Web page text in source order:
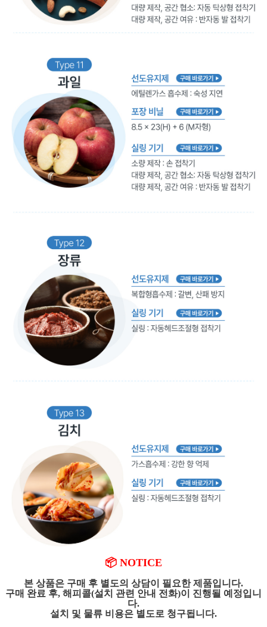
📦 NOTICE
본 상품은 구매 후 별도의 상담이 필요한 제품입니다.
구매 완료 후, 해피콜(설치 관련 안내 전화)이 진행될 예정입니
다.
설치 및 물류 비용은 별도로 청구됩니다.